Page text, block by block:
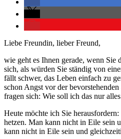
Liebe Freundin, lieber Freund,
wie geht es Ihnen gerade, wenn Sie
sich, als würden Sie ständig von
fällt schwer, das Leben einfach zu
schon Angst vor der
fragen sich: Wie soll ich das nur
Heute möchte ich Sie
hetzen. Man kann nicht in Eile sein
kann nicht in Eile sein und